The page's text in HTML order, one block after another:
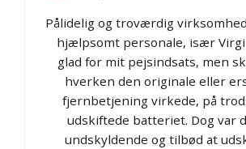
Pålidelig og troværdig
hjælpsomt personale, især
glad for mit pejsindsats, men
hverken den originale eller
fjernbetjening virkede, på
udskiftede batteriet. Dog var
undskyldende og tilbød at